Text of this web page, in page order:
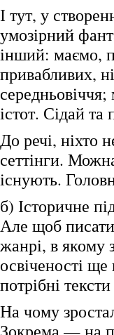
І тут, у
умозірний
інший: маємо,
привабливих,
істот. Сідай
До речі, ніхто
сеттінги.
існують.
б) Історичне
Але щоб
жанрі, в якому
освіченості
потрібні
На чому